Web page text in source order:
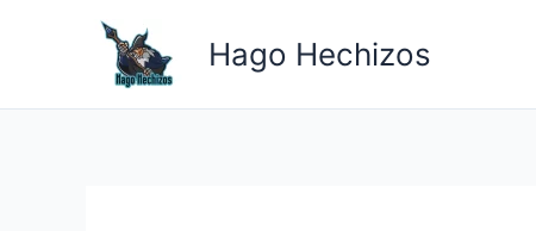
Hago Hechizos